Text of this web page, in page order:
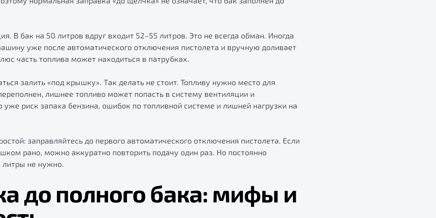
В бак на 50 литров вдруг входит 52–55 литров. Это не всегда обман. Иногда
уже после автоматического отключения пистолета и вручную доливает
часть топлива может находиться в патрубках.
залить «под крышку». Так делать не стоит. Топливу нужно место для
лишнее топливо может попасть в систему вентиляции и
уже риск запаха бензина, ошибок по топливной системе и лишней нагрузки на
заправляйтесь до первого автоматического отключения пистолета. Если
рано, можно аккуратно повторить подачу один раз. Но постоянно
не нужно.
до полного бака: мифы и